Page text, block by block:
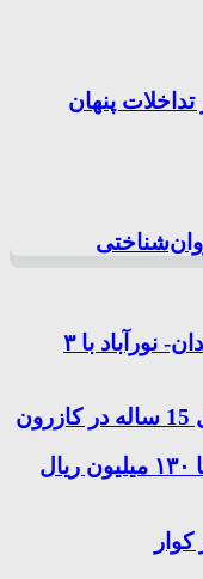
پنهان
واژگونی پژو۲۰۶ در جاده بابامیدان- نورآباد با ۳
توقیف خودروی ام‌وی‌ام X33 با ۱۳۰ میلیون ریال